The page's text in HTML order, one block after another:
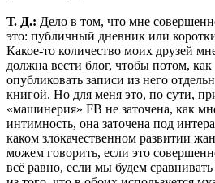
Т. Д.: Дело в том, что мне
это: публичный дневник или
Какое-то количество моих друзей
должна вести блог, чтобы потом,
опубликовать записи из него
книгой. Но для меня это, по сути,
«машинерия» FB не заточена, как
интимность, она заточена под
каком злокачественном развитии
можем говорить, если это
всё равно, если мы будем